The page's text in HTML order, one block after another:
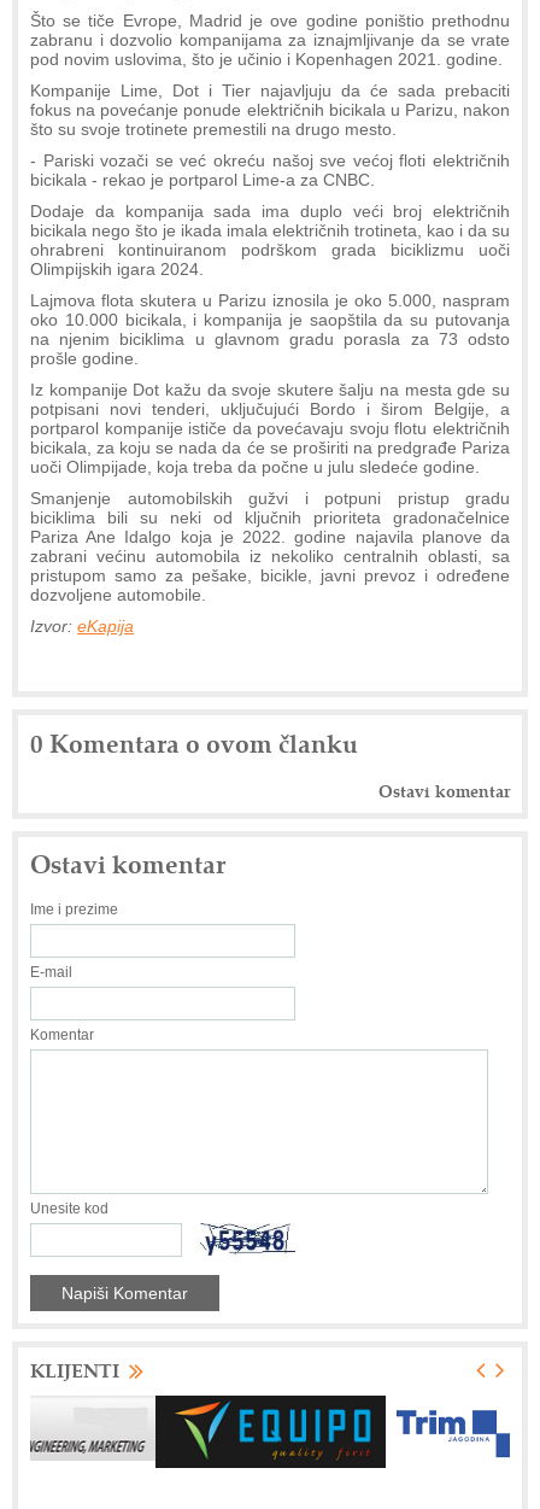
Što se tiče Evrope, Madrid je ove godine poništio prethodnu
zabranu i dozvolio kompanijama za iznajmljivanje da se vrate
pod novim uslovima, što je učinio i Kopenhagen 2021. godine.
Kompanije Lime, ​​Dot i Tier najavljuju da će sada prebaciti
fokus na povećanje ponude električnih bicikala u Parizu, nakon
što su svoje trotinete premestili na drugo mesto.
- Pariski vozači se već okreću našoj sve većoj floti električnih
bicikala - rekao je portparol Lime-a za CNBC.
Dodaje da kompanija sada ima duplo veći broj električnih
bicikala nego što je ikada imala električnih trotineta, kao i da su
ohrabreni kontinuiranom podrškom grada biciklizmu uoči
Olimpijskih igara 2024.
Lajmova flota skutera u Parizu iznosila je oko 5.000, naspram
oko 10.000 bicikala, i kompanija je saopštila da su putovanja
na njenim biciklima u glavnom gradu porasla za 73 odsto
prošle godine.
Iz kompanije Dot kažu da svoje skutere šalju na mesta gde su
potpisani novi tenderi, uključujući Bordo i širom Belgije, a
portparol kompanije ističe da povećavaju svoju flotu električnih
bicikala, za koju se nada da će se proširiti na predgrađe Pariza
uoči Olimpijade, koja treba da počne u julu sledeće godine.
Smanjenje automobilskih gužvi i potpuni pristup gradu
biciklima bili su neki od ključnih prioriteta gradonačelnice
Pariza Ane Idalgo koja je 2022. godine najavila planove da
zabrani većinu automobila iz nekoliko centralnih oblasti, sa
pristupom samo za pešake, bicikle, javni prevoz i određene
dozvoljene automobile.
Izvor: eKapija
0 Komentara o ovom članku
Ostavi komentar
Ostavi komentar
Ime i prezime
E-mail
Komentar
Unesite kod
KLIJENTI